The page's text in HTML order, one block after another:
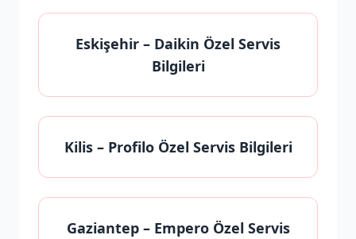
Eskişehir – Daikin Özel Servis
Bilgileri
Kilis– Profilo Özel Servis Bilgileri
Gaziantep– Empero Özel Servis